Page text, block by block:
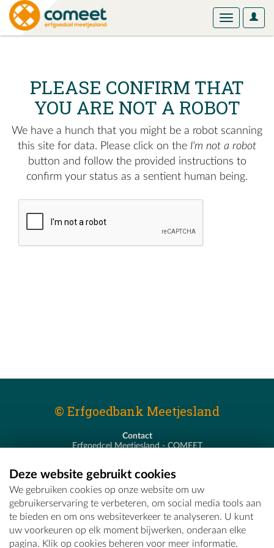
User
Toggle
PLEASE CONFIRM THAT
YOU ARE NOT A ROBOT
We have a hunch that you might be a robot scanning
this site for data. Please click on the I'm not a robot
button and follow the provided instructions to
confirm your status as a sentient human being.
© Erfgoedbank Meetjesland
Contact
Erfgoedcel Meetjesland - COMEET
T - 09 373 75 96
E -erfgoedcel@comeet.be
Deze website gebruikt cookies
We gebruiken cookies op onze website om uw
gebruikerservaring te verbeteren, om social media tools aan
te bieden en om ons websiteverkeer te analyseren. U kunt
uw voorkeuren op elk moment bijwerken, onderaan elke
pagina. Klik op cookies beheren voor meer informatie.